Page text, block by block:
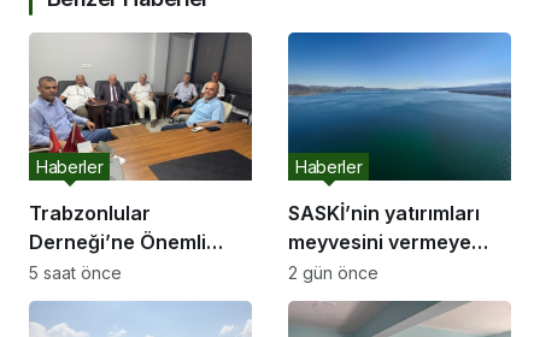
Trabzonlular
Derneği’ne Önemli
Ziyaret
Haberler
5 saat önce
SASKİ’nin yatırımları
meyvesini vermeye
başladı:
Haberler
2 gün önce